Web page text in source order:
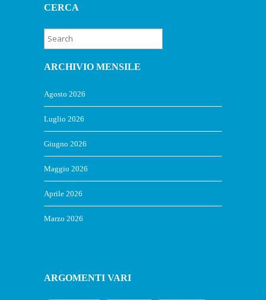
CERCA
ARCHIVIO MENSILE
Agosto 2026
Luglio 2026
Giugno 2026
Maggio 2026
Aprile 2026
Marzo 2026
ARGOMENTI VARI